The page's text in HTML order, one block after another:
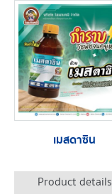
เมสดาซิน
Product details